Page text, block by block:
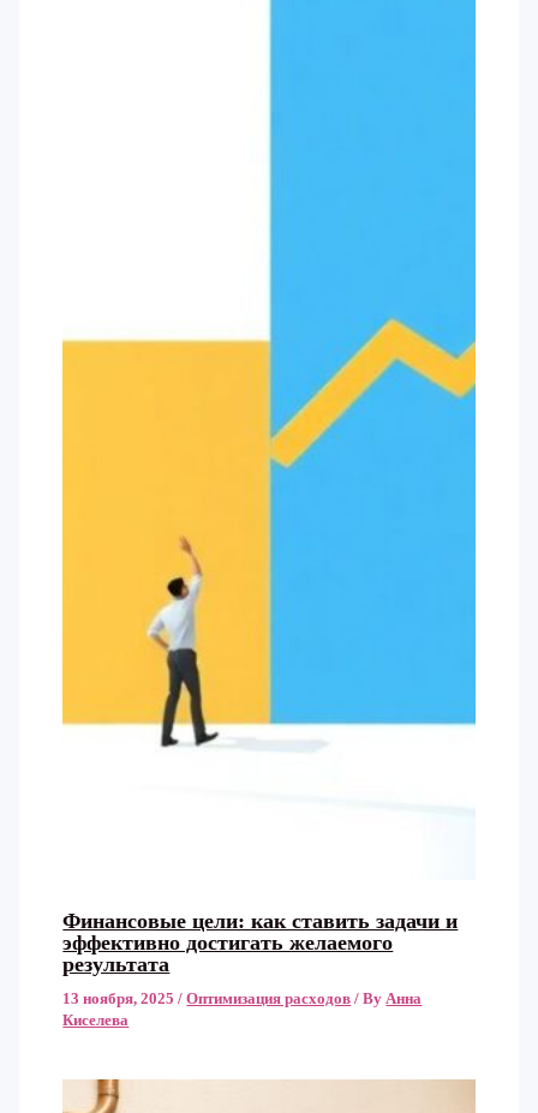
Финансовые цели: как ставить задачи и
эффективно достигать желаемого
результата
13 ноября, 2025/Оптимизация расходов / ByАнна
Киселева